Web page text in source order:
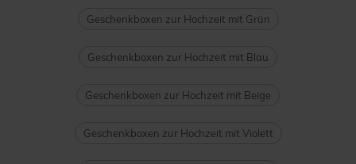
Geschenkboxen zur Hochzeit mit Grün
Geschenkboxen zur Hochzeit mit Blau
Geschenkboxen zur Hochzeit mit Beige
Geschenkboxen zur Hochzeit mit Violett